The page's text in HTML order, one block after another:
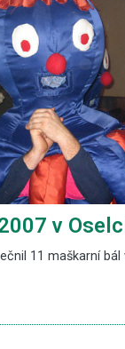
v
11 maškarní bál